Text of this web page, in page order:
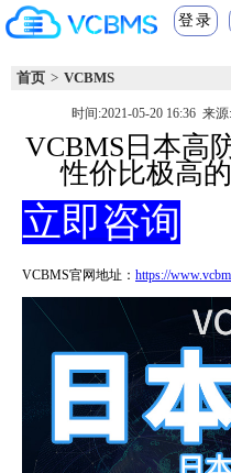
登录
首页 > VCBMS
时间:2021-05-20 16:36 来源:
VCBMS日本高
性价比极高
立即咨询
VCBMS官网地址： https://